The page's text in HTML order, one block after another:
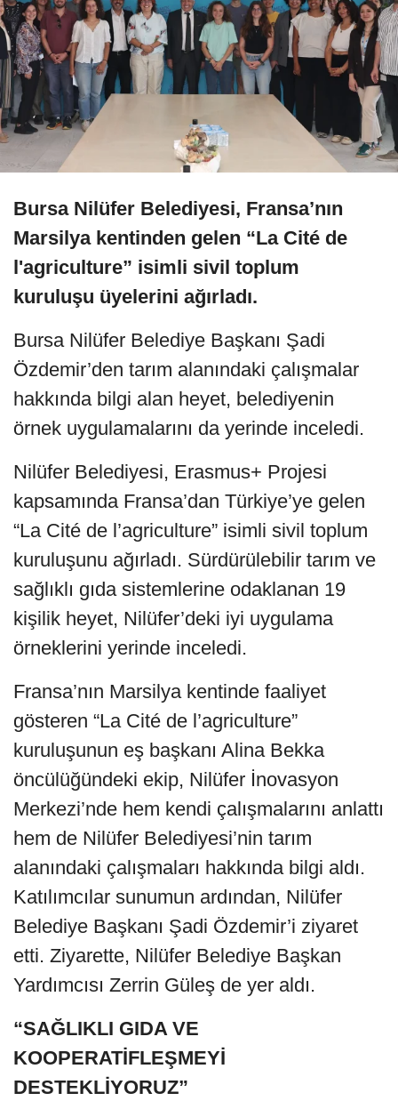
Bursa Nilüfer Belediyesi, Fransa’nın
Marsilya kentinden gelen “La Cité de
l'agriculture” isimli sivil toplum
kuruluşu üyelerini ağırladı.
Bursa Nilüfer Belediye Başkanı Şadi
Özdemir’den tarım alanındaki çalışmalar
hakkında bilgi alan heyet, belediyenin
örnek uygulamalarını da yerinde inceledi.
Nilüfer Belediyesi, Erasmus+ Projesi
kapsamında Fransa’dan Türkiye’ye gelen
“La Cité de l’agriculture” isimli sivil toplum
kuruluşunu ağırladı. Sürdürülebilir tarım ve
sağlıklı gıda sistemlerine odaklanan 19
kişilik heyet, Nilüfer’deki iyi uygulama
örneklerini yerinde inceledi.
Fransa’nın Marsilya kentinde faaliyet
gösteren “La Cité de l’agriculture”
kuruluşunun eş başkanı Alina Bekka
öncülüğündeki ekip, Nilüfer İnovasyon
Merkezi’nde hem kendi çalışmalarını anlattı
hem de Nilüfer Belediyesi’nin tarım
alanındaki çalışmaları hakkında bilgi aldı.
Katılımcılar sunumun ardından, Nilüfer
Belediye Başkanı Şadi Özdemir’i ziyaret
etti. Ziyarette, Nilüfer Belediye Başkan
Yardımcısı Zerrin Güleş de yer aldı.
“SAĞLIKLI GIDA VE
KOOPERATİFLEŞMEYİ
DESTEKLİYORUZ”